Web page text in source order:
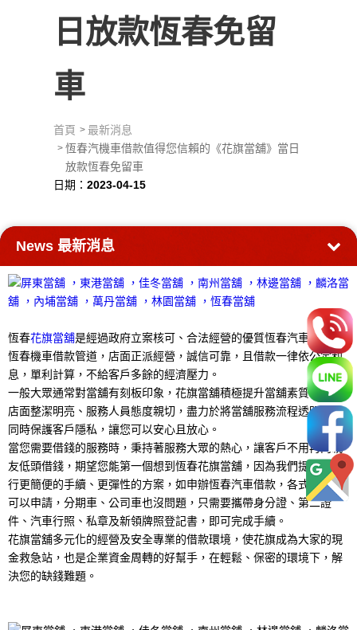
日放款恆春免留
車
首頁
最新消息
恆春汽機車借款值得您信賴的《花旗當舖》當日
放款恆春免留車
日期：2023-04-15
News 最新消息
恆春花旗當舖是經過政府立案核可、合法經營的優質恆春汽車借款及
恆春機車借款管道，店面正派經營，誠信可靠，且借款一律依公定利
息，單利計算，不給客戶多餘的經濟壓力。
一般大眾通常對當舖有刻板印象，花旗當舖積極提升當舖素質，要求
店面整潔明亮、服務人員態度親切，盡力於將當舖服務流程透明化，
同時保護客戶隱私，讓您可以安心且放心。
當您需要借錢的服務時，秉持著服務大眾的熱心，讓客戶不用再向親
友低頭借錢，期望您能第一個想到恆春花旗當舖，因為我們提供比銀
行更簡便的手續、更彈性的方案，如申辦恆春汽車借款，各式車種都
可以申請，分期車、公司車也沒問題，只需要攜帶身分證、第二證
件、汽車行照、私章及新領牌照登記書，即可完成手續。
花旗當舖多元化的經營及安全專業的借款環境，使花旗成為大家的現
金救急站，也是企業資金周轉的好幫手，在輕鬆、保密的環境下，解
決您的缺錢難題。